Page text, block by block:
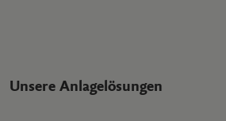
Unsere Anlagelösungen